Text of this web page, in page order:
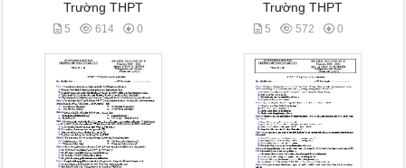
Trường THPT
5 614 0
Trường THPT
5 572 0